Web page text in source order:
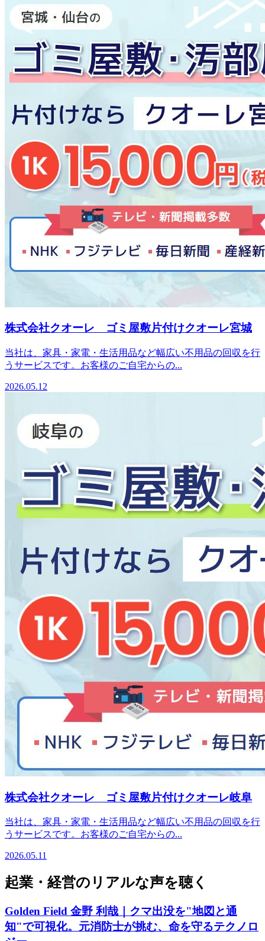
株式会社クオーレ ゴミ屋敷片付けクオーレ宮城
当社は、家具・家電・生活用品など幅広い不用品の回収を行
うサービスです。お客様のご自宅からの...
2026.05.12
株式会社クオーレ ゴミ屋敷片付けクオーレ岐阜
当社は、家具・家電・生活用品など幅広い不用品の回収を行
うサービスです。お客様のご自宅からの...
2026.05.11
起業・経営のリアルな声を聴く
Golden Field 金野 利哉｜クマ出没を"地図と通
知"で可視化。元消防士が挑む、命を守るテクノロ